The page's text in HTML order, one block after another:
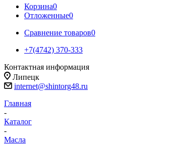
Корзина0
Отложенные0
Сравнение товаров0
+7(4742) 370-333
Контактная информация
Липецк
internet@shintorg48.ru
Главная
-
Каталог
-
Масла